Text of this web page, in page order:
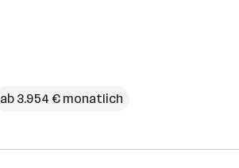
ab 3.954 € monatlich